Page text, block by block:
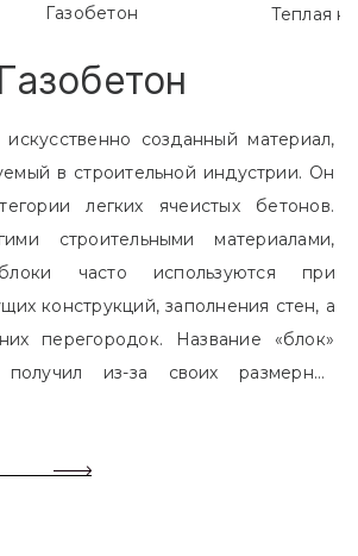
Газобетон Теплая
Газобетон
созданный материал,
в строительной индустрии. Он
легких ячеистых бетонов.
строительными материалами,
конструкций, заполнения стен, а
перегородок. Название «блок»
из-за своих размерных
кирпич. Размер блоков различен